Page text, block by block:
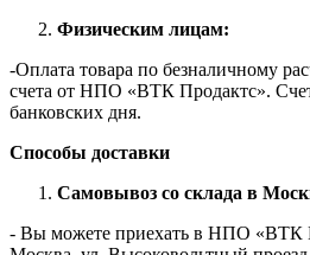
Физическим лицам:
-Оплата товара по безналичному
счета от НПО «ВТК Продактс».
банковских дня.
Способы доставки
Самовывоз со склада в
- Вы можете приехать в НПО «ВТК